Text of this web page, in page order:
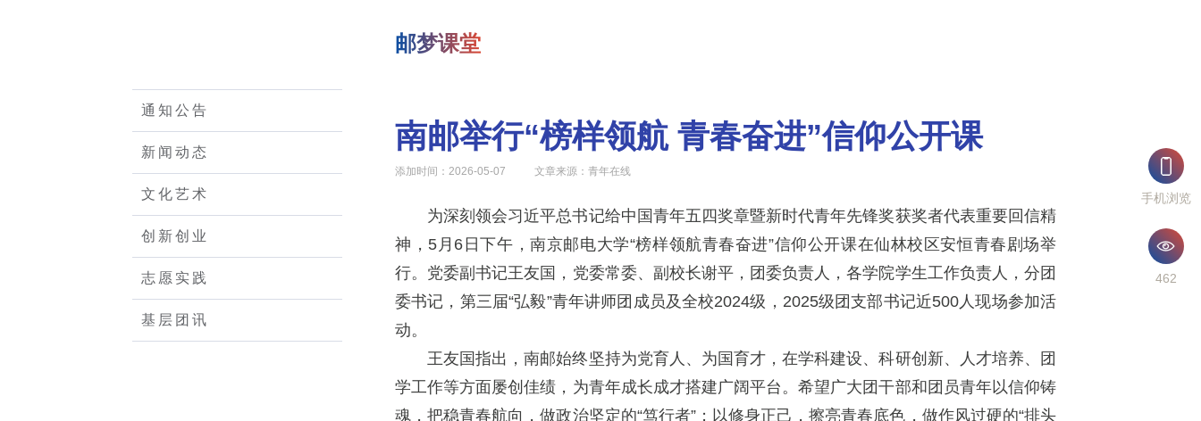
通知公告
新闻动态
文化艺术
创新创业
志愿实践
基层团讯
邮梦课堂
南邮举行“榜样领航 青春奋进”信仰公开课
添加时间：2026-05-07	    文章来源：青年在线
为深刻领会习近平总书记给中国青年五四奖章暨新时代青年先锋奖获奖者代表重要回信精
神，5月6日下午，南京邮电大学“榜样领航青春奋进”信仰公开课在仙林校区安恒青春剧场举
行。党委副书记王友国，党委常委、副校长谢平，团委负责人，各学院学生工作负责人，分团
委书记，第三届“弘毅”青年讲师团成员及全校2024级，2025级团支部书记近500人现场参加活
动。
王友国指出，南邮始终坚持为党育人、为国育才，在学科建设、科研创新、人才培养、团
学工作等方面屡创佳绩，为青年成长成才搭建广阔平台。希望广大团干部和团员青年以信仰铸
魂，把稳青春航向，做政治坚定的“笃行者”；以修身正己，擦亮青春底色，做作风过硬的“排头
手机浏览
462